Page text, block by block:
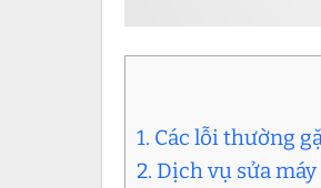
1. Các lỗi thường
2. Dịch vụ sửa